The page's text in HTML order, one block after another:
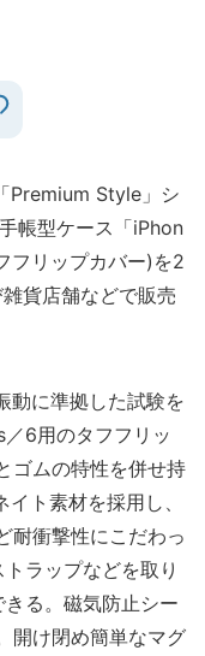
Premium Style」シ
帳型ケース「iPhon
フリップカバー)を2
貨店舗などで販売
動に準拠した試験を
6用のタフフリッ
ゴムの特性を併せ持
ト素材を採用し、
耐衝撃性にこだわっ
ラップなどを取り
る。磁気防止シー
開け閉め簡単なマグ